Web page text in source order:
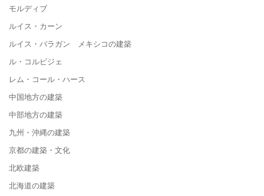
モルディブ
ルイス・カーン
ルイス・バラガン メキシコの建築
ル・コルビジェ
レム・コール・ハース
中国地方の建築
中部地方の建築
九州・沖縄の建築
京都の建築・文化
北欧建築
北海道の建築